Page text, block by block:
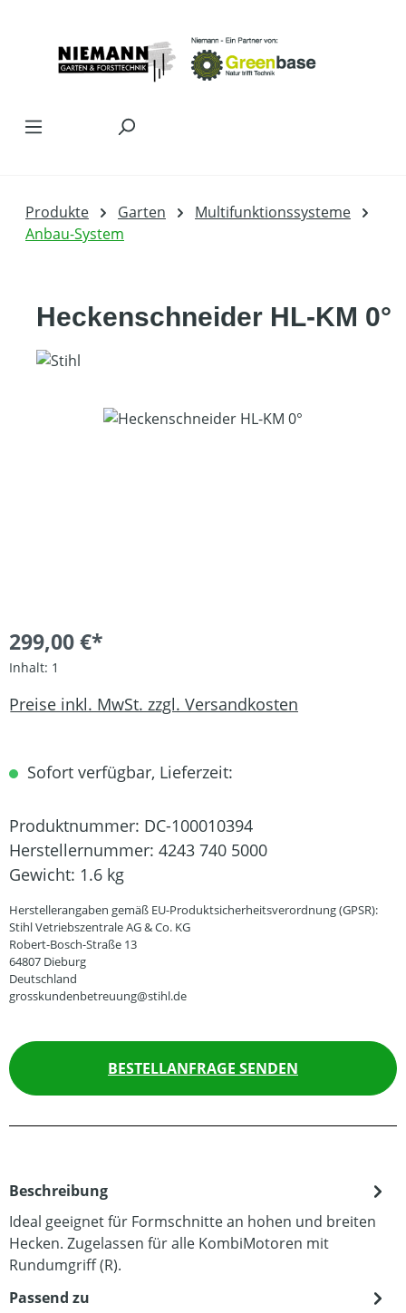
Produkte Garten
Multifunktionssysteme
Anbau-System
Heckenschneider HL-KM 0°
Bildergalerie überspringen
299,00 €*
Inhalt: 1
Preise inkl. MwSt. zzgl. Versandkosten
Sofort verfügbar, Lieferzeit:
Produktnummer: DC-100010394
Herstellernummer: 4243 740 5000
Gewicht: 1.6 kg
Herstellerangaben gemäß EU-Produktsicherheitsverordnung (GPSR):
Stihl Vetriebszentrale AG & Co. KG
Robert-Bosch-Straße 13
64807 Dieburg
Deutschland
grosskundenbetreuung@stihl.de
BESTELLANFRAGE SENDEN
Beschreibung
Ideal geeignet für Formschnitte an hohen und breiten
Hecken. Zugelassen für alle KombiMotoren mit
Rundumgriff (R).
Passend zu